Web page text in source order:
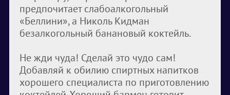
предпочитает слабоалкогольный
«Беллини», а Николь Кидман
безалкогольный банановый коктейль.
Не жди чуда! Сделай это чудо сам!
Добавляй к обилию спиртных напитков
хорошего специалиста по приготовлению